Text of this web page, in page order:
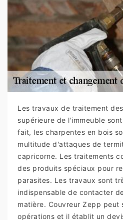
Les travaux de traitement
supérieure de l'immeuble
fait, les charpentes en bois
multitude d'attaques de
capricorne. Les traitements
des produits spéciaux pour
parasites. Les travaux sont
indispensable de contacter
matière. Couvreur Zepp peut
opérations et il établit un